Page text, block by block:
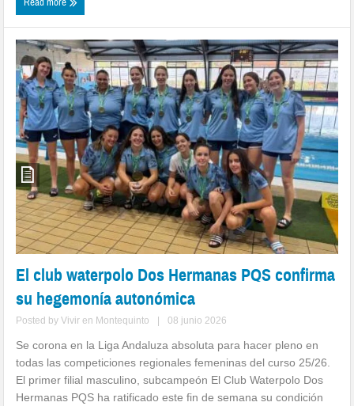
El club waterpolo Dos Hermanas PQS confirma
su hegemonía autonómica
Posted byVivir en Montequinto 08 junio 2026
Se corona en la Liga Andaluza absoluta para hacer pleno en
todas las competiciones regionales femeninas del curso 25/26.
El primer filial masculino, subcampeón El Club Waterpolo Dos
Hermanas PQS ha ratificado este fin de semana su condición